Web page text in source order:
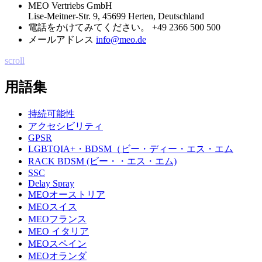
MEO Vertriebs GmbH
Lise-Meitner-Str. 9, 45699 Herten, Deutschland
電話をかけてみてください。 +49 2366 500 500
メールアドレス info@meo.de
scroll
用語集
持続可能性
アクセシビリティ
GPSR
LGBTQIA+・BDSM（ビー・ディー・エス・エム
RACK BDSM (ビー・・エス・エム)
SSC
Delay Spray
MEOオーストリア
MEOスイス
MEOフランス
MEO イタリア
MEOスペイン
MEOオランダ